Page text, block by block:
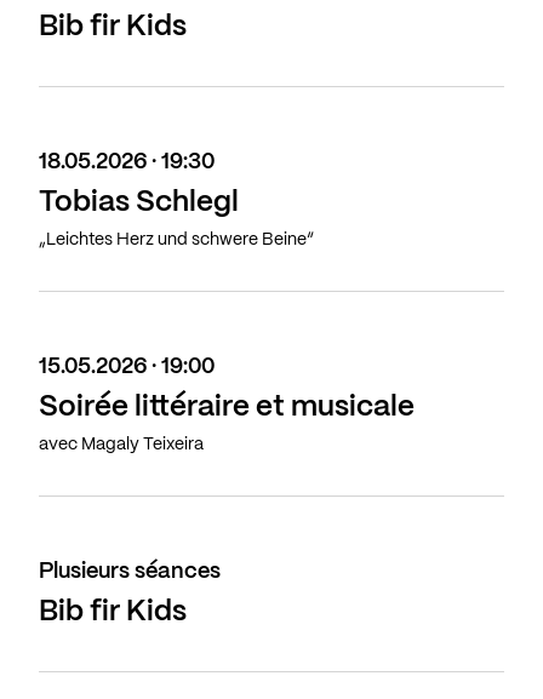
Bib fir Kids
18.05.2026 · 19:30
Tobias Schlegl
„Leichtes Herz und schwere Beine“
15.05.2026 · 19:00
Soirée littéraire et musicale
avec Magaly Teixeira
Plusieurs séances
Bib fir Kids